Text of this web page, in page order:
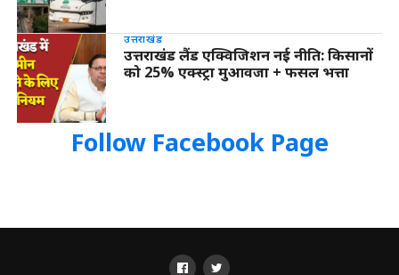
उत्तराखंड
उत्तराखंड लैंड एक्विजिशन नई नीति: किसानों
को 25% एक्स्ट्रा मुआवजा + फसल भत्ता
Follow Facebook Page